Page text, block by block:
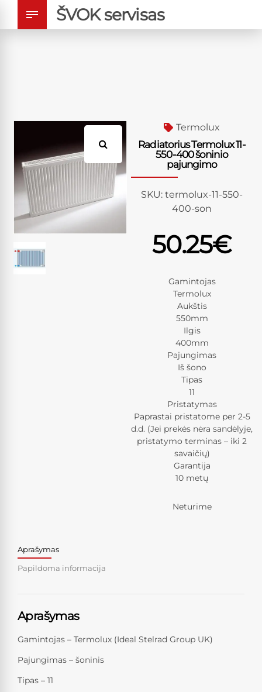
ŠVOK servisas
Termolux
Radiatorius Termolux 11-
550-400 šoninio
pajungimo
SKU: termolux-11-550-
400-son
50.25€
Gamintojas
Termolux
Aukštis
550mm
Ilgis
400mm
Pajungimas
Iš šono
Tipas
11
Pristatymas
Paprastai pristatome per 2-5
d.d. (Jei prekės nėra sandėlyje,
pristatymo terminas – iki 2
savaičių)
Garantija
10 metų
Neturime
Aprašymas
Papildoma informacija
Aprašymas
Gamintojas – Termolux (Ideal Stelrad Group UK)
Pajungimas – šoninis
Tipas – 11